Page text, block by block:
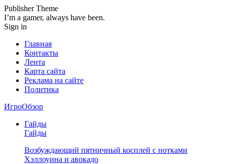
Publisher Theme
I’m a gamer, always have been.
Sign in
Главная
Контакты
Лента
Карта сайта
Реклама на сайте
Политика
ИгроОбзор
Гайды
Гайды
Возбуждающий пятничный косплей с нотками
Хэллоуина и авокадо